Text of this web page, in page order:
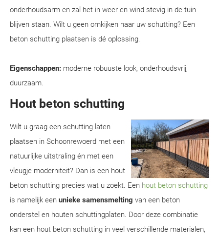
onderhoudsarm en zal het in weer en wind stevig in de tuin
blijven staan. Wilt u geen omkijken naar uw schutting? Een
beton schutting plaatsen is dé oplossing.
Eigenschappen: moderne robuuste look, onderhoudsvrij,
duurzaam.
Hout beton schutting
Wilt u graag een schutting laten
plaatsen in Schoonrewoerd met een
natuurlijke uitstraling én met een
vleugje moderniteit? Dan is een hout
beton schutting precies wat u zoekt. Een hout beton schutting
is namelijk een unieke samensmelting van een beton
onderstel en houten schuttingplaten. Door deze combinatie
kan een hout beton schutting in veel verschillende materialen,